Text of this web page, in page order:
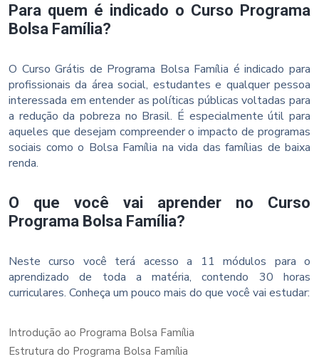
Para quem é indicado o Curso Programa
Bolsa Família?
O Curso Grátis de Programa Bolsa Família é indicado para
profissionais da área social, estudantes e qualquer pessoa
interessada em entender as políticas públicas voltadas para
a redução da pobreza no Brasil. É especialmente útil para
aqueles que desejam compreender o impacto de programas
sociais como o Bolsa Família na vida das famílias de baixa
renda.
O que você vai aprender no Curso
Programa Bolsa Família?
Neste curso você terá acesso a 11 módulos para o
aprendizado de toda a matéria, contendo 30 horas
curriculares. Conheça um pouco mais do que você vai estudar:
Introdução ao Programa Bolsa Família
Estrutura do Programa Bolsa Família